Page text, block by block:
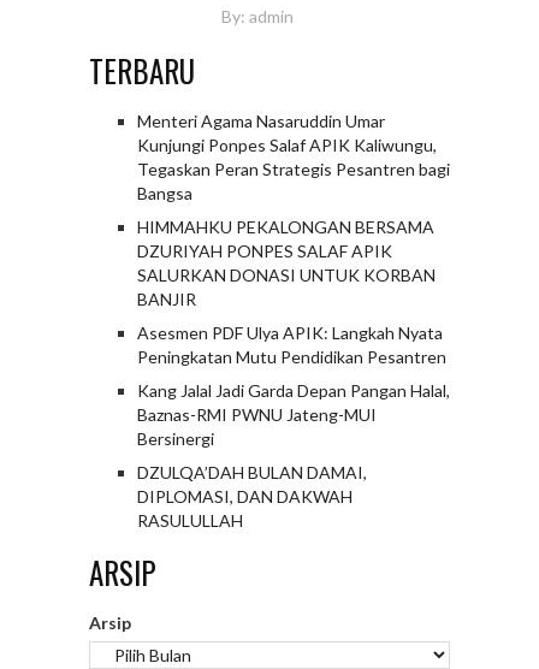
By: admin
TERBARU
Menteri Agama Nasaruddin Umar
Kunjungi Ponpes Salaf APIK Kaliwungu,
Tegaskan Peran Strategis Pesantren bagi
Bangsa
HIMMAHKU PEKALONGAN BERSAMA
DZURIYAH PONPES SALAF APIK
SALURKAN DONASI UNTUK KORBAN
BANJIR
Asesmen PDF Ulya APIK: Langkah Nyata
Peningkatan Mutu Pendidikan Pesantren
Kang Jalal Jadi Garda Depan Pangan Halal,
Baznas-RMI PWNU Jateng-MUI
Bersinergi
DZULQA’DAH BULAN DAMAI,
DIPLOMASI, DAN DAKWAH
RASULULLAH
ARSIP
Arsip